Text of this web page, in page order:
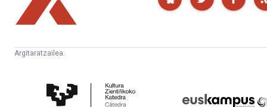
Argitaratzailea:
Zientifikoko
Katedra